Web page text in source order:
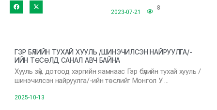
2023-07-21
8
ГЭР БҮЛИЙН ТУХАЙ ХУУЛЬ /ШИНЭЧИЛСЭН НАЙРУУЛГА/-
ИЙН ТӨСӨЛД САНАЛ АВЧ БАЙНА
Хууль зүй, дотоод хэргийн яамнаас Гэр бүлийн тухай хууль /
шинэчилсэн найруулга/-ийн төслийг Монгол У …
2025-10-13